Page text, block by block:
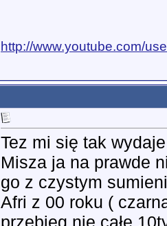
http://www.youtube.com/
Tez mi się tak
Misza ja na prawde
go z czystym
Afri z 00 roku (
przebieg nie całe